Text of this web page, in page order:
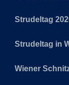
Strudeltag
Strudeltag in
Wiener